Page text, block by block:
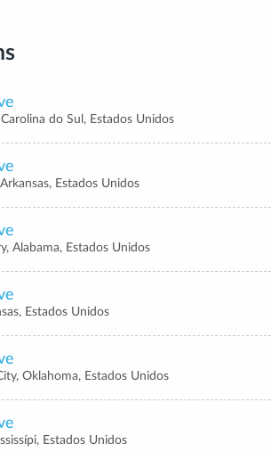
do Sul, Estados Unidos
Estados Unidos
Alabama, Estados Unidos
Estados Unidos
Oklahoma, Estados Unidos
Estados Unidos